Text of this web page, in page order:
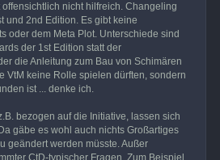
nicht hilfreich. Changeling
und 2nd Edition. Es gibt keine
oder dem Meta Plot. Unterschiede sind
der 1st Edition statt der
die Anleitung zum Bau von Schimären
VtM keine Rolle spielen dürften, sondern
ist ... denke ich.
bezogen auf die Initiative, lassen sich
gäbe es wohl auch nichts Großartiges
geändert werden müsste. Außer